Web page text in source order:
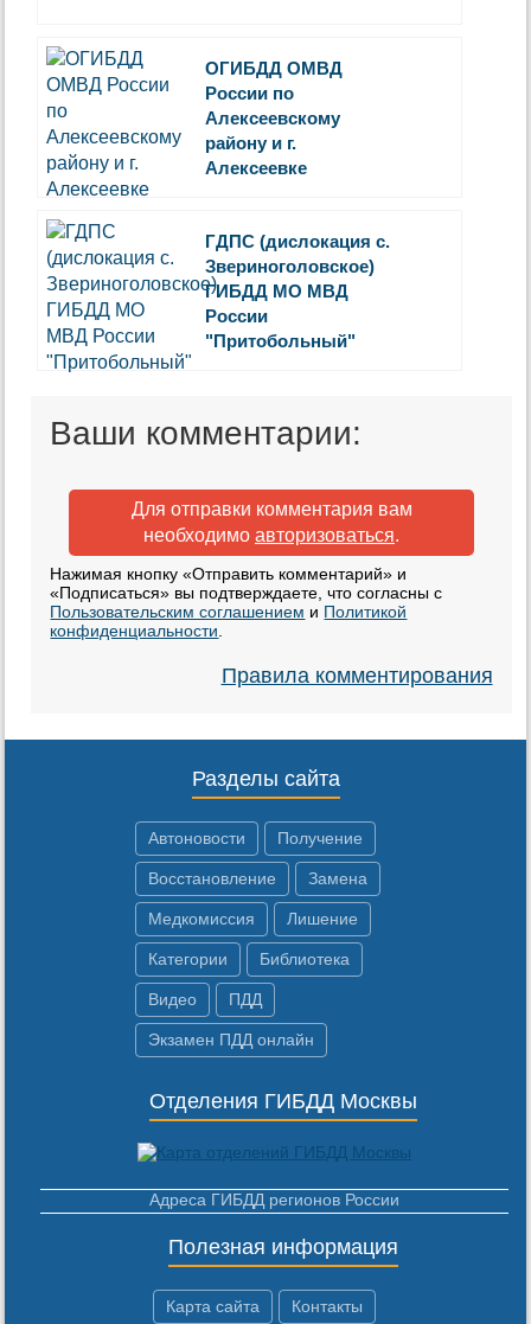
ОГИБДД ОМВД
России по
Алексеевскому
району и г.
Алексеевке
ГДПС (дислокация с.
Звериноголовское)
ГИБДД МО МВД
России
"Притобольный"
Ваши комментарии:
Для отправки комментария вам
необходимо авторизоваться.
Нажимая кнопку «Отправить комментарий» и
«Подписаться» вы подтверждаете, что согласны с
Пользовательским соглашением и Политикой
конфиденциальности
Правила комментирования
Разделы сайта
Автоновости Получение
Восстановление Замена
Медкомиссия Лишение
Категории Библиотека
Видео ПДД
Экзамен ПДД онлайн
Отделения ГИБДД Москвы
Адреса ГИБДД регионов России
Полезная информация
Карта сайта Контакты